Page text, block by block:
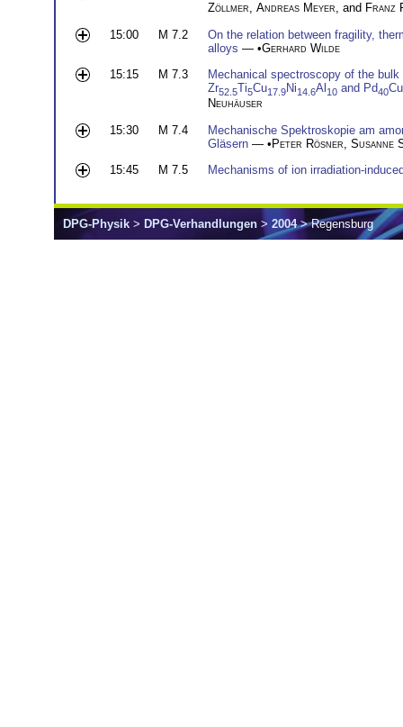
Zöllmer, Andreas Meyer, and Franz
15:00
M 7.2
On the relation between fragility,
alloys — •Gerhard Wilde
15:15
M 7.3
Mechanical spectroscopy of the
Zr52.5Ti5Cu17.9Ni14.6Al10 and Pd40Cu
Neuhäuser
15:30
M 7.4
Mechanische Spektroskopie am
Gläsern — •Peter Rösner Susanne
15:45
M 7.5 Mechanisms of ion irradiation-
DPG-Physik > DPG-Verhandlungen > 2004> Regensburg